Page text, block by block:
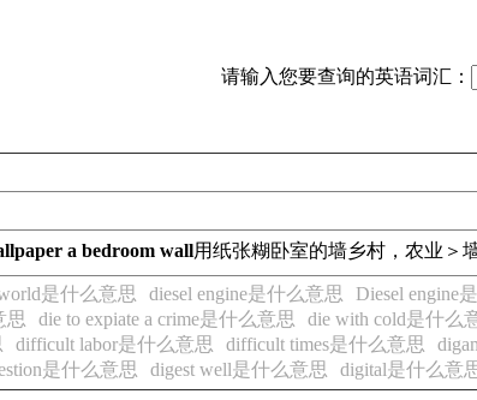
请输入您要查询的英语词汇：
paper a bedroom wall用纸张糊卧室的墙乡村，农业＞
是什么意思 diesel engine是什么意思 Diesel engine
思
die to expiate a crime是什么意思 die with cold是什么
difficult labor是什么意思 difficult times是什么意思
是什么意思 digest well是什么意思 digital是什么意